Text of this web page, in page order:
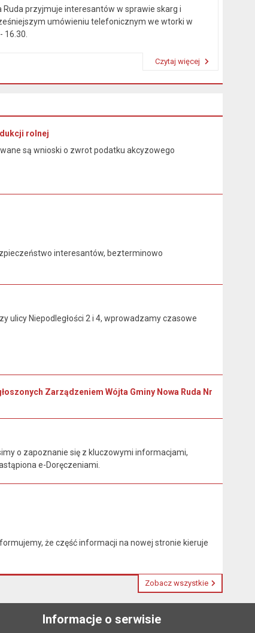
Ruda przyjmuje interesantów w sprawie skarg i
umówieniu telefonicznym we wtorki w
16.30.
Czytaj więcej
rolnej
są wnioski o zwrot podatku akcyzowego
interesantów, bezterminowo
ulicy Niepodległości 2 i 4, wprowadzamy czasowe
Zarządzeniem Wójta Gminy Nowa Ruda Nr
o zapoznanie się z kluczowymi informacjami,
e-Doręczeniami.
że część informacji na nowej stronie kieruje
Zobacz wszystkie
Informacje o serwisie